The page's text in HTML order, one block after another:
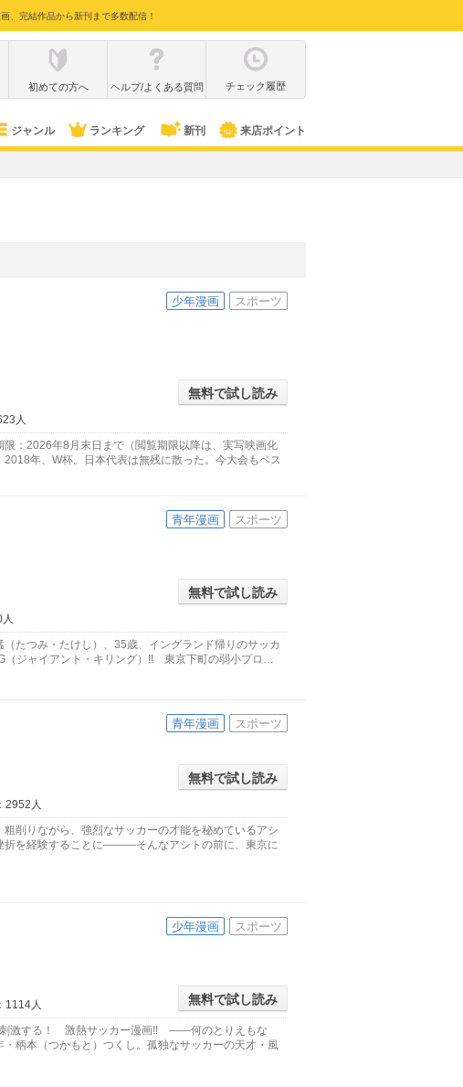
、完結作品から新刊まで多数配信！
初めての方へ ヘルプ/よくある質問 チェック履歴
ジャンル ランキング 新刊 来店ポイント
少年漫画 スポーツ
無料で試し読み
人
限：2026年8月末日まで（閲覧期限以降は、実写映画化
年、W杯。日本代表は無残に散った。今大会もベス
青年漫画 スポーツ
無料で試し読み
たつみ・たけし）、35歳、イングランド帰りのサッカ
（ジャイアント・キリング）!! 東京下町の弱小プロ…
青年漫画 スポーツ
無料で試し読み
2952人
削りながら、強烈なサッカーの才能を秘めているアシ
折を経験することに―――そんなアシトの前に、東京に
少年漫画 スポーツ
無料で試し読み
1114人
刺激する！ 激熱サッカー漫画!! ――何のとりえもな
柄本（つかもと）つくし。孤独なサッカーの天才・風